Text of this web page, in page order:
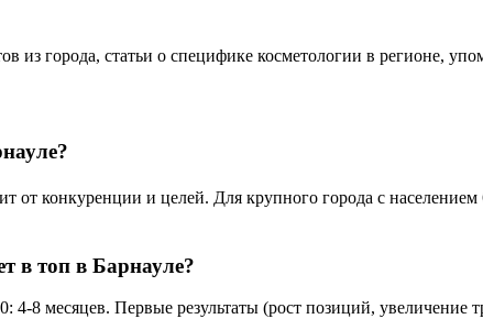
из города, статьи о специфике косметологии в регионе,
от конкуренции и целей. Для крупного города с
в топ в Барнауле?
4-8 месяцев. Первые результаты (рост позиций, увеличение